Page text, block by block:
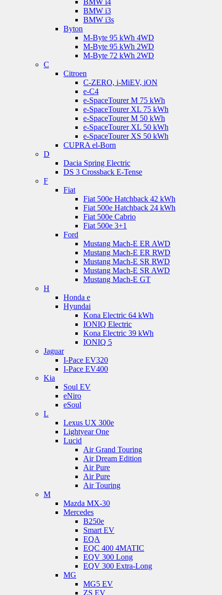
BMW i3
BMW i3s
Byton
M-Byte 95 kWh 4WD
M-Byte 95 kWh 2WD
M-Byte 72 kWh 2WD
C
Citroen
C-ZERO, i-MiEV, iON
e-C4
e-SpaceTourer M 75 kWh
e-SpaceTourer XL 75 kWh
e-SpaceTourer M 50 kWh
e-SpaceTourer XL 50 kWh
e-SpaceTourer XS 50 kWh
CUPRA el-Born
D
Dacia Spring Electric
DS 3 Crossback E-Tense
F
Fiat
Fiat 500e Hatchback 42 kWh
Fiat 500e Hatchback 24 kWh
Fiat 500e Cabrio
Fiat 500e 3+1
Ford
Mustang Mach-E ER AWD
Mustang Mach-E ER RWD
Mustang Mach-E SR RWD
Mustang Mach-E SR AWD
Mustang Mach-E GT
H
Honda e
Hyundai
Kona Electric 64 kWh
IONIQ Electric
Kona Electric 39 kWh
IONIQ 5
Jaguar
I-Pace EV320
I-Pace EV400
Kia
Soul EV
eNiro
eSoul
L
Lexus UX 300e
Lightyear One
Lucid
Air Grand Touring
Air Dream Edition
Air Pure
Air Pure
Air Touring
M
Mazda MX-30
Mercedes
B250e
Smart EV
EQA
EQC 400 4MATIC
EQV 300 Long
EQV 300 Extra-Long
MG
MG5 EV
ZS EV